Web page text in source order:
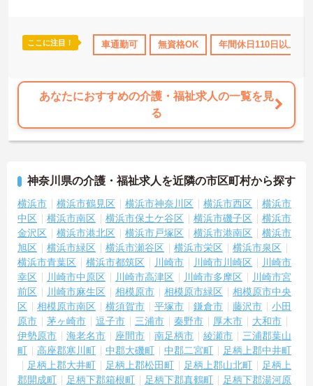
年間休日110日以上 資格取得サポート 研修制度あり
ここに注目！ 車通勤可 無資格OK 年間休日110日以上
あなたにおすすめの介護・福祉求人の一覧を見
る
神奈川県の介護・福祉求人を近隣の市区町村から探す
横浜市 横浜市鶴見区 横浜市神奈川区 横浜市西区
横浜市
中区
横浜市南区 横浜市保土ケ谷区 横浜市磯子区
横浜市
金沢区
横浜市港北区 横浜市戸塚区 横浜市港南区
横浜市
旭区
横浜市緑区 横浜市瀬谷区 横浜市栄区
横浜市泉区
横浜市青葉区
横浜市都筑区 川崎市 川崎市川崎区
川崎市
幸区
川崎市中原区 川崎市高津区 川崎市多摩区
川崎市宮
前区
川崎市麻生区 相模原市 相模原市緑区
相模原市中央
区
相模原市南区 横須賀市 平塚市 鎌倉市 藤沢市
小田
原市
茅ヶ崎市 逗子市 三浦市 秦野市 厚木市
大和市
伊勢原市
海老名市 座間市 南足柄市 綾瀬市
三浦郡葉山
町
高座郡寒川町 中郡大磯町 中郡二宮町
足柄上郡中井町
足柄上郡大井町
足柄上郡松田町 足柄上郡山北町
足柄上
郡開成町
足柄下郡箱根町 足柄下郡真鶴町
足柄下郡湯河原